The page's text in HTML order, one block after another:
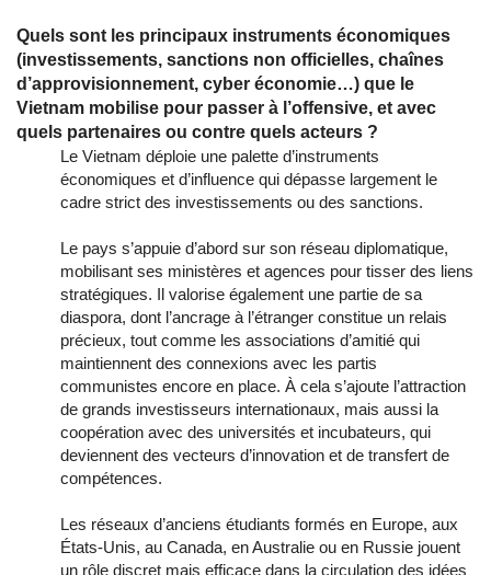
Quels sont les principaux instruments économiques
(investissements, sanctions non officielles, chaînes
d’approvisionnement, cyber économie…) que le
Vietnam mobilise pour passer à l’offensive, et avec
quels partenaires ou contre quels acteurs ?
Le Vietnam déploie une palette d’instruments
économiques et d’influence qui dépasse largement le
cadre strict des investissements ou des sanctions.
Le pays s’appuie d’abord sur son réseau diplomatique,
mobilisant ses ministères et agences pour tisser des liens
stratégiques. Il valorise également une partie de sa
diaspora, dont l’ancrage à l’étranger constitue un relais
précieux, tout comme les associations d’amitié qui
maintiennent des connexions avec les partis
communistes encore en place. À cela s’ajoute l’attraction
de grands investisseurs internationaux, mais aussi la
coopération avec des universités et incubateurs, qui
deviennent des vecteurs d’innovation et de transfert de
compétences.
Les réseaux d’anciens étudiants formés en Europe, aux
États-Unis, au Canada, en Australie ou en Russie jouent
un rôle discret mais efficace dans la circulation des idées